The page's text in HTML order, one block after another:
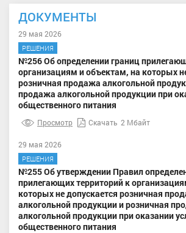
ДОКУМЕНТЫ
29 мая 2026
РЕШЕНИЯ
№256 Об определении границ
организациям и объектам, на которых
розничная продажа алкогольной
продажа алкогольной продукции при
общественного питания
Просмотр Скачать 2 Мбайт
29 мая 2026
РЕШЕНИЯ
№255 Об утверждении Правил
прилегающих территорий к
которых не допускается розничная
алкогольной продукции и розничная
алкогольной продукции при оказании
общественного питания